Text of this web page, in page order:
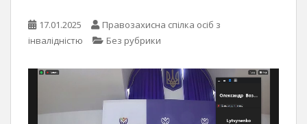
17.01.2025
Правозахисна спілка осіб з
інвалідністю
Без рубрики